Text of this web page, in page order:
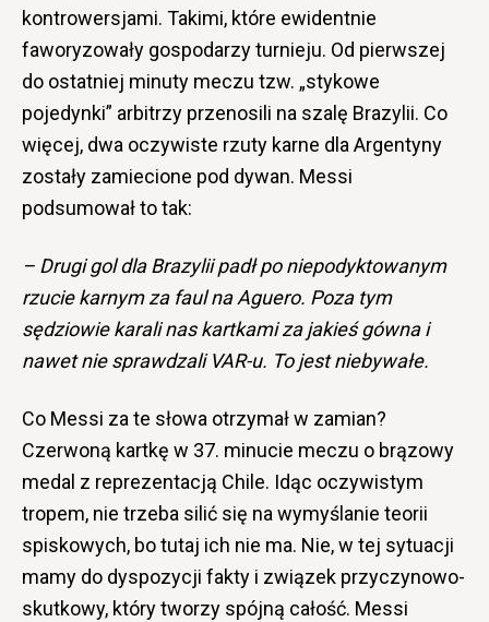
kontrowersjami. Takimi, które ewidentnie
faworyzowały gospodarzy turnieju. Od pierwszej
do ostatniej minuty meczu tzw. „stykowe
pojedynki” arbitrzy przenosili na szalę Brazylii. Co
więcej, dwa oczywiste rzuty karne dla Argentyny
zostały zamiecione pod dywan. Messi
podsumował to tak:
– Drugi gol dla Brazylii padł po niepodyktowanym
rzucie karnym za faul na Aguero. Poza tym
sędziowie karali nas kartkami za jakieś gówna i
nawet nie sprawdzali VAR-u. To jest niebywałe.
Co Messi za te słowa otrzymał w zamian?
Czerwoną kartkę w 37. minucie meczu o brązowy
medal z reprezentacją Chile. Idąc oczywistym
tropem, nie trzeba silić się na wymyślanie teorii
spiskowych, bo tutaj ich nie ma. Nie, w tej sytuacji
mamy do dyspozycji fakty i związek przyczynowo-
skutkowy, który tworzy spójną całość. Messi